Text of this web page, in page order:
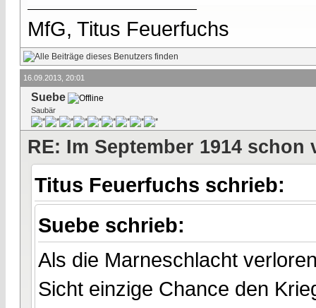
MfG, Titus Feuerfuchs
16.09.2013, 20:01
Suebe
Saubär
RE: Im September 1914 schon
Titus Feuerfuchs schrieb:
Suebe schrieb:
Als die Marneschlacht
Sicht einzige Chance den